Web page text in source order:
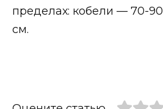
пределах: кобели — 70-
см.